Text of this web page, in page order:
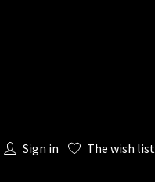
Sign in The wish list